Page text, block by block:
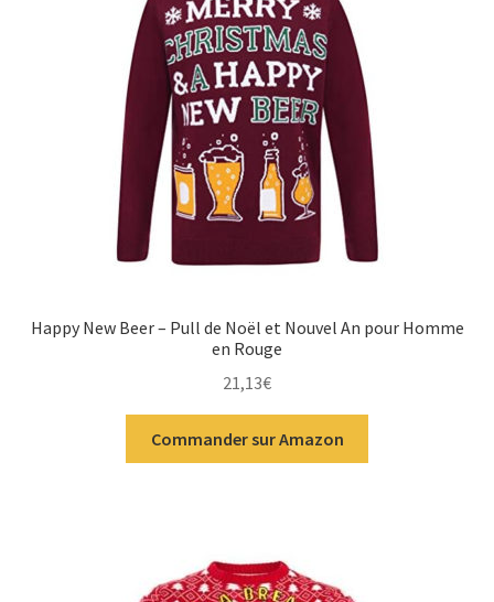
Happy New Beer – Pull de Noël et Nouvel An pour Homme
en Rouge
21,13€
Commander sur Amazon